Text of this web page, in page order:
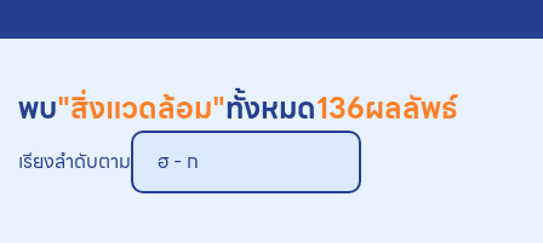
พบ"สิ่งแวดล้อม"ทั้งหมด136ผลลัพธ์
เรียงลำดับตาม ฮ - ก